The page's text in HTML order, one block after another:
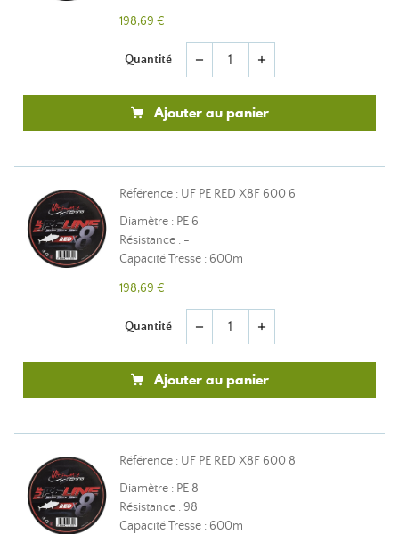
198,69 €
Quantité remove add
Ajouter au panier
Référence : UF PE RED X8F 600 6
Diamètre : PE 6
Résistance : -
Capacité Tresse : 600m
198,69 €
Quantité remove add
Ajouter au panier
Référence : UF PE RED X8F 600 8
Diamètre : PE 8
Résistance : 98
Capacité Tresse : 600m